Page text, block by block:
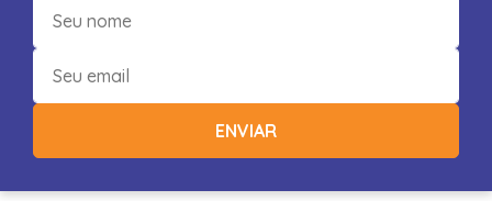
ENVIAR